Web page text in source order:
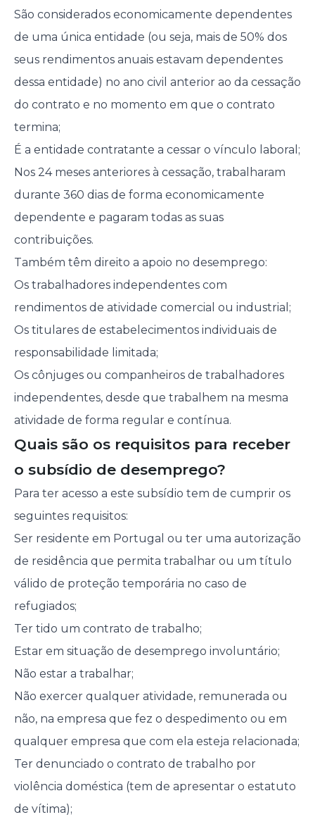
São considerados economicamente dependentes
de uma única entidade (ou seja, mais de 50% dos
seus rendimentos anuais estavam dependentes
dessa entidade) no ano civil anterior ao da cessação
do contrato e no momento em que o contrato
termina;
É a entidade contratante a cessar o vínculo laboral;
Nos 24 meses anteriores à cessação, trabalharam
durante 360 dias de forma economicamente
dependente e pagaram todas as suas
contribuições.
Também têm direito a apoio no desemprego:
Os trabalhadores independentes com
rendimentos de atividade comercial ou industrial;
Os titulares de estabelecimentos individuais de
responsabilidade limitada;
Os cônjuges ou companheiros de trabalhadores
independentes, desde que trabalhem na mesma
atividade de forma regular e contínua.
Quais são os requisitos para receber
o subsídio de desemprego?
Para ter acesso a este subsídio tem de cumprir os
seguintes requisitos:
Ser residente em Portugal ou ter uma autorização
de residência que permita trabalhar ou um título
válido de proteção temporária no caso de
refugiados;
Ter tido um contrato de trabalho;
Estar em situação de desemprego involuntário;
Não estar a trabalhar;
Não exercer qualquer atividade, remunerada ou
não, na empresa que fez o despedimento ou em
qualquer empresa que com ela esteja relacionada;
Ter denunciado o contrato de trabalho por
violência doméstica (tem de apresentar o estatuto
de vítima);